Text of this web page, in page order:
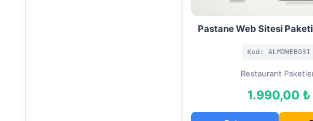
Pastane Web Sitesi
Kod: ALMDWEB031
Restaurant
1.990,00 ₺